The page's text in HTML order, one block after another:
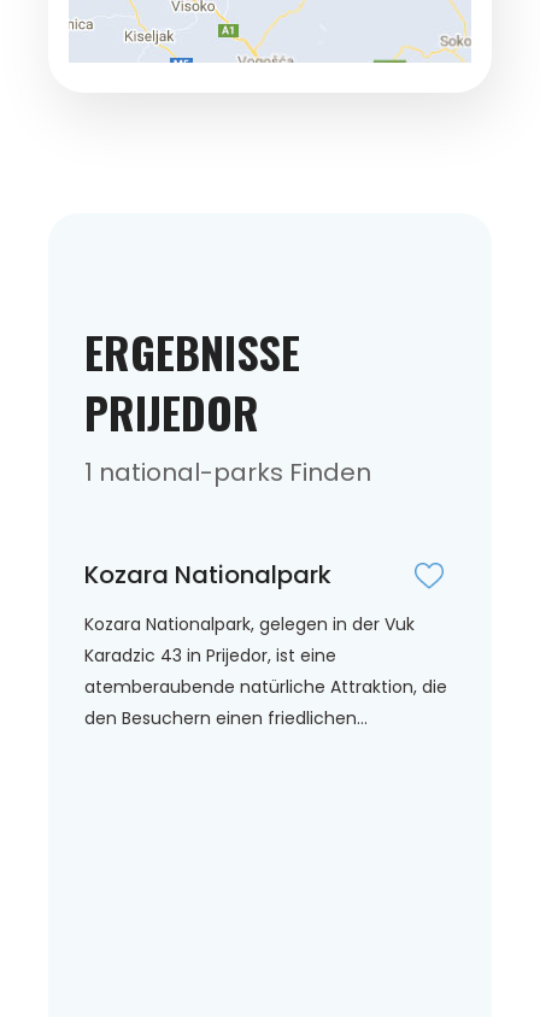
ERGEBNISSE
PRIJEDOR
1 national-parks Finden
Kozara Nationalpark
Kozara Nationalpark, gelegen in der Vuk
Karadzic 43 in Prijedor, ist eine
atemberaubende natürliche Attraktion, die
den Besuchern einen friedlichen...